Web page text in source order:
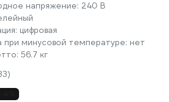
напряжение: 240 В
цифровая
при минусовой температуре: нет
56.7 кг